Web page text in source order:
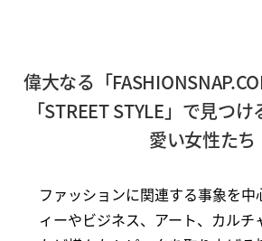
偉大なる「
「STREET STYLE」で見つ
愛い女性たち
ファッションに関連する事象を中
ィーやビジネス、アート、カルチ